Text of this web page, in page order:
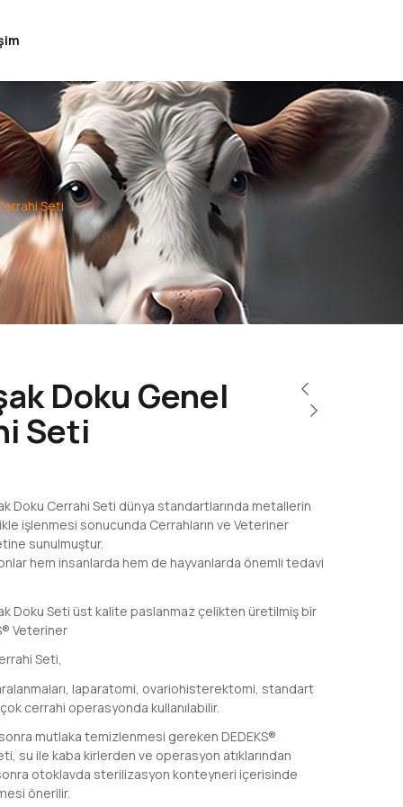
Seti
Doku Genel
Seti
Doku Cerrahi Seti dünya standartlarında metallerin
işlenmesi sonucunda Cerrahların ve Veteriner
sunulmuştur.
hem insanlarda hem de hayvanlarda önemli tedavi
Doku Seti üst kalite paslanmaz çelikten üretilmiş bir
Veteriner
Seti,
laparatomi, ovariohisterektomi, standart
cerrahi operasyonda kullanılabilir.
mutlaka temizlenmesi gereken DEDEKS®
su ile kaba kirlerden ve operasyon atıklarından
otoklavda sterilizasyon konteyneri içerisinde
önerilir.